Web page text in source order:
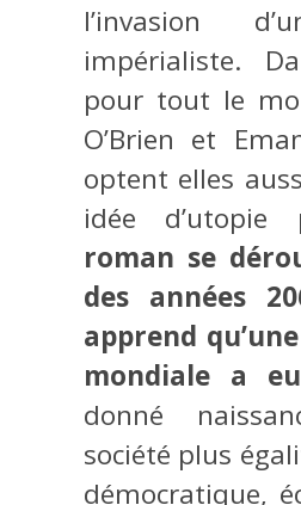
l’invasion
impérialiste.
pour tout le
O’Brien et
optent elles
idée d’utopie
roman se
des années
apprend
mondiale a
donné
société plus
démocratique,